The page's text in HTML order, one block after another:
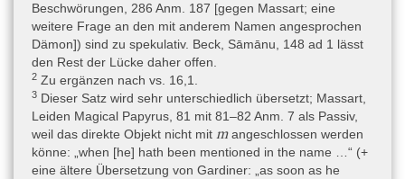
Beschwörungen, 286 Anm. 187 [gegen Massart; eine
weitere Frage an den mit anderem Namen angesprochen
Dämon]) sind zu spekulativ. Beck, Sāmānu, 148 ad 1 lässt
den Rest der Lücke daher offen.
2 Zu ergänzen nach vs. 16,1.
3 Dieser Satz wird sehr unterschiedlich übersetzt; Massart,
Leiden Magical Papyrus, 81 mit 81–82 Anm. 7 als Passiv,
weil das direkte Objekt nicht mit mangeschlossen werden
könne: „when [he] hath been mentioned in the name …“ (+
eine ältere Übersetzung von Gardiner: „as soon as he